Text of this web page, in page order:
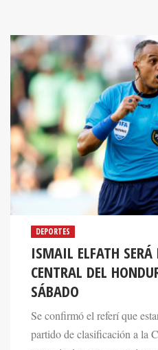
DEPORTES
ISMAIL ELFATH SERÁ
CENTRAL DEL
SÁBADO
Se confirmó el referí que
partido de clasificación a la